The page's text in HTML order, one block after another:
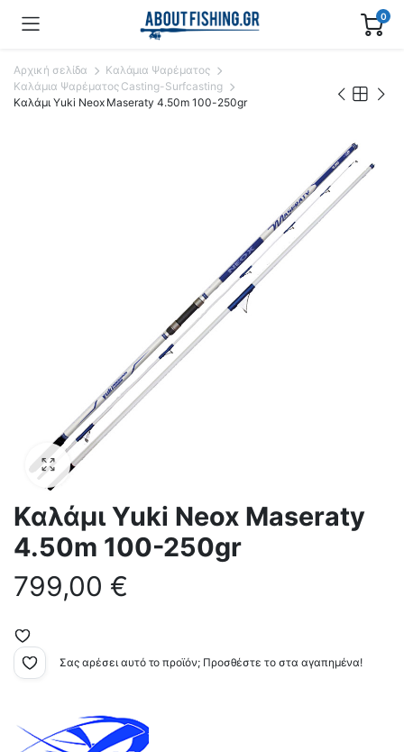
0
Αρχική σελίδα
Καλάμια Ψαρέματος
Καλάμια Ψαρέματος Casting-Surfcasting
Καλάμι Yuki Neox Maseraty 4.50m 100-250gr
Καλάμι Yuki Neox Maseraty
4.50m 100-250gr
799,00 €
Σας αρέσει αυτό το προϊόν; Προσθέστε το στα αγαπημένα!